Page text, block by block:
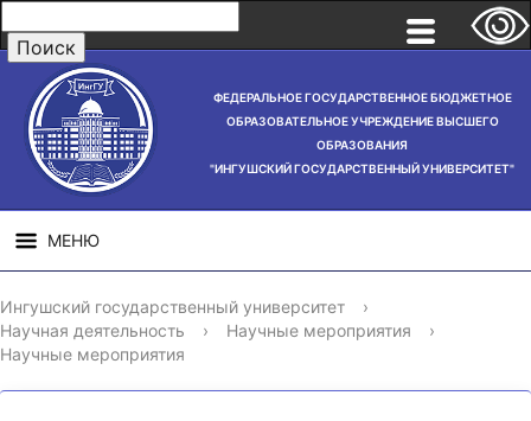
ФЕДЕРАЛЬНОЕ ГОСУДАРСТВЕННОЕ БЮДЖЕТНОЕ
ОБРАЗОВАТЕЛЬНОЕ УЧРЕЖДЕНИЕ ВЫСШЕГО
ОБРАЗОВАНИЯ
"ИНГУШСКИЙ ГОСУДАРСТВЕННЫЙ УНИВЕРСИТЕТ"
МЕНЮ
СВЕДЕНИЯ ОБ
ОБРАЗОВАТЕЛЬНОЙ
ОРГАНИЗАЦИИ
НАУЧНАЯ
ДЕЯТЕЛЬНОСТЬ
Ингушский государственный университет
›
Научная деятельность
› Научные мероприятия
›
Научные мероприятия